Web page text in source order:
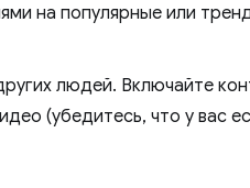
на популярные или
людей. Включайте
(убедитесь, что у вас